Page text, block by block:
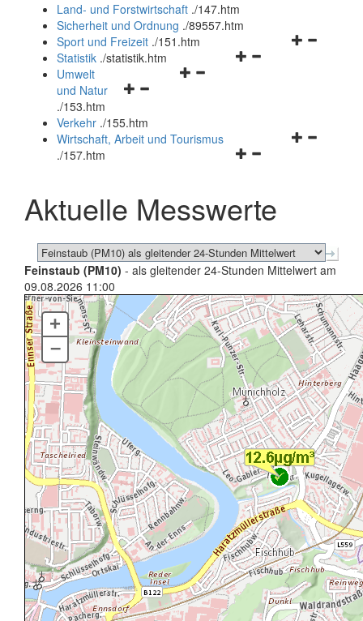
und
schließen
Land- und Forstwirtschaft ./147.htm
Sicherheit und Ordnung ./89557.htm
Navigationsmenü
Sport und Freizeit ./151.htm
Navigationsmenü
Statistik ./statistik.htm
Navigationsmenü
und
schließen
Umwelt
und Natur
./153.htm
Verkehr ./155.htm
Navigationsmenü
schließen
Wirtschaft, Arbeit und Tourismus
./157.htm
Aktuelle Messwerte
Feinstaub (PM10) - als gleitender 24-Stunden Mittelwert am
09.08.2026 11:00
+
–